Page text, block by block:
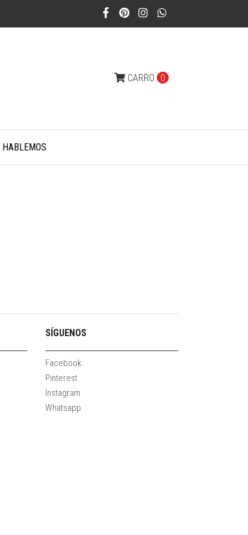
CARRO 0
HABLEMOS
SÍGUENOS
Facebook
Pinterest
Instagram
Whatsapp